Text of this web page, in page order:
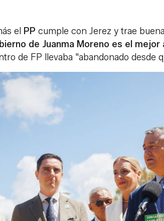
el PP cumple con Jerez y trae
de Juanma Moreno es el
de FP llevaba "abandonado desde